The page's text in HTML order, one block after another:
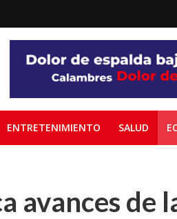
ENTRETENIMIENTO SALUD
avances de